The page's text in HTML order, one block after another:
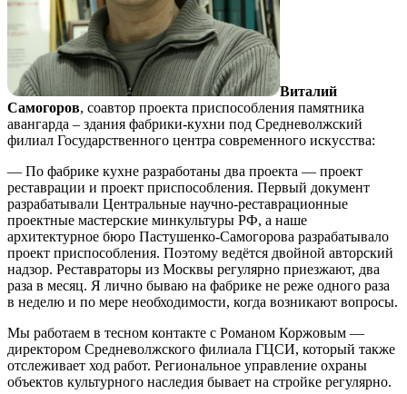
Виталий
Самогоров, соавтор проекта приспособления памятника
авангарда – здания фабрики-кухни под Средневолжский
филиал Государственного центра современного искусства:
— По фабрике кухне разработаны два проекта — проект
реставрации и проект приспособления. Первый документ
разрабатывали Центральные научно-реставрационные
проектные мастерские минкультуры РФ, а наше
архитектурное бюро Пастушенко-Самогорова разрабатывало
проект приспособления. Поэтому ведётся двойной авторский
надзор. Реставраторы из Москвы регулярно приезжают, два
раза в месяц. Я лично бываю на фабрике не реже одного раза
в неделю и по мере необходимости, когда возникают вопросы.
Мы работаем в тесном контакте с Романом Коржовым —
директором Средневолжского филиала ГЦСИ, который также
отслеживает ход работ. Региональное управление охраны
объектов культурного наследия бывает на стройке регулярно.